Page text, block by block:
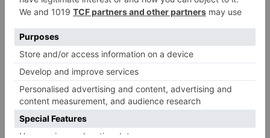
2
Burgos durante el eclipse del 12
de agosto
3
Santiago Lencina, nuevo
temporada 2026/27